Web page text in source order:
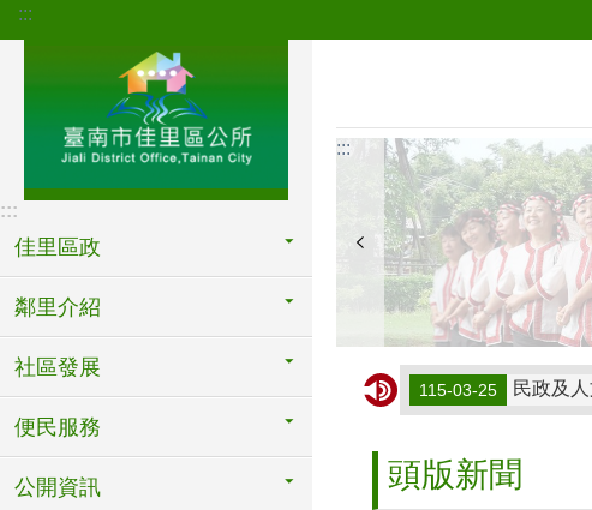
跳到主要內容區塊
:::
:::
佳里區政
鄰里介紹
社區發展
便民服務
公開資訊
:::
115-03-25 民政及
115-04-07 民政及
頭版新聞